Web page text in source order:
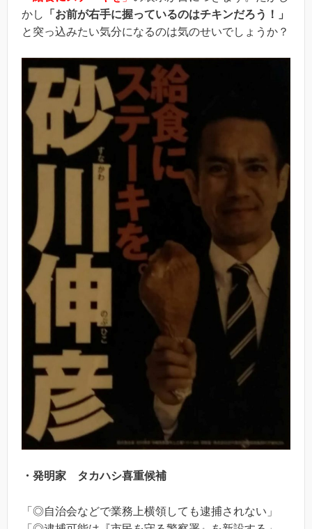
かし
「お前が右手に握っているのはチキンだろう！」
と突っ込みたい気分になるのは気のせいでしょうか？
・発明家 タカハシ喜重候補
「◎自治会などで業務上横領しても逮捕されない」